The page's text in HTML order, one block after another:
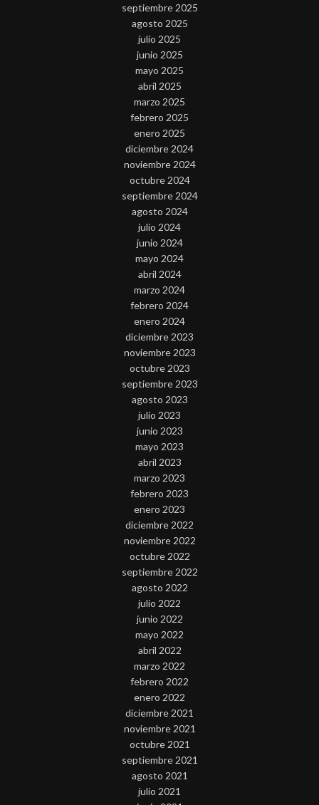
septiembre 2025
agosto 2025
julio 2025
junio 2025
mayo 2025
abril 2025
marzo 2025
febrero 2025
enero 2025
diciembre 2024
noviembre 2024
octubre 2024
septiembre 2024
agosto 2024
julio 2024
junio 2024
mayo 2024
abril 2024
marzo 2024
febrero 2024
enero 2024
diciembre 2023
noviembre 2023
octubre 2023
septiembre 2023
agosto 2023
julio 2023
junio 2023
mayo 2023
abril 2023
marzo 2023
febrero 2023
enero 2023
diciembre 2022
noviembre 2022
octubre 2022
septiembre 2022
agosto 2022
julio 2022
junio 2022
mayo 2022
abril 2022
marzo 2022
febrero 2022
enero 2022
diciembre 2021
noviembre 2021
octubre 2021
septiembre 2021
agosto 2021
julio 2021